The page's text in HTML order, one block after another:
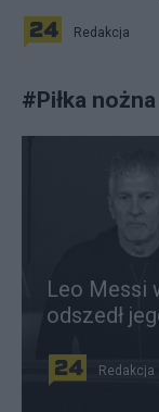
Redakcja
#Piłka nożna
Leo Messi
odszedł
Redakcja